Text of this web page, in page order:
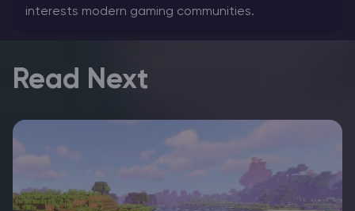
interests modern gaming communities.
Read Next